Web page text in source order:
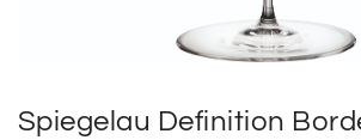
Spiegelau Definition